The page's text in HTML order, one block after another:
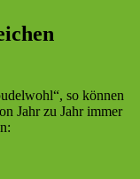
so können
Jahr zu Jahr immer